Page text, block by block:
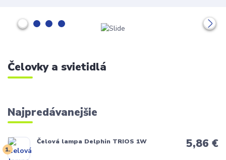
Čelovky a svietidlá
Najpredávanejšie
1.
Čelová lampa Delphin TRIOS 1W 5,86 €